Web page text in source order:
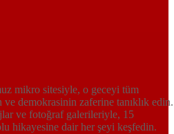
mikro sitesiyle, o geceyi tüm
ve demokrasinin zaferine tanıklık edin.
ve fotoğraf galerileriyle, 15
hikayesine dair her şeyi keşfedin.